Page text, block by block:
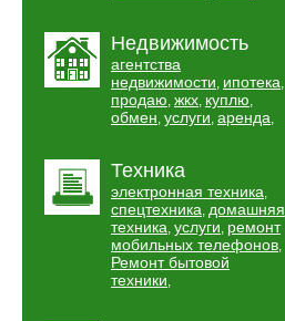
Недвижимость
агентства
недвижимости, ипотека,
продаю, жкх, куплю,
обмен, услуги, аренда,
Техника
электронная техника,
спецтехника, домашняя
техника, услуги, ремонт
мобильных телефонов,
Ремонт бытовой
техники,